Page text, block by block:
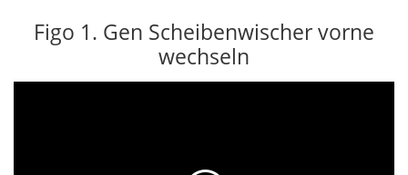
Figo 1. Gen Scheibenwischer vorne
wechseln